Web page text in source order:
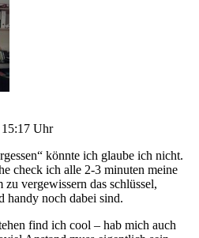
Uhr
könnte ich glaube ich nicht.
check ich alle 2-3 minuten meine
zu vergewissern das schlüssel,
handy noch dabei sind.
find ich cool – hab mich auch